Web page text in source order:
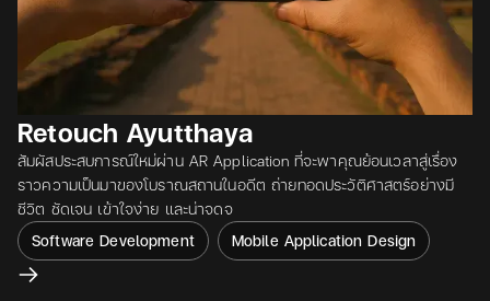
Retouch Ayutthaya
สัมผัสประสบการณ์ใหม่ผ่าน AR Application ที่จะพาคุณย้อนเวลาสู่เรื่อง
ราวความเป็นมาของโบราณสถานในอดีต ถ่ายทอดประวัติศาสตร์อย่างมี
ชีวิต ชัดเจน เข้าใจง่าย และน่าจดจ
Software Development
Mobile Application Design
View project